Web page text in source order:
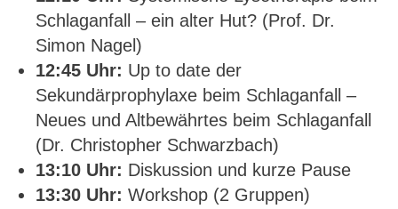
Schlaganfall – ein alter Hut? (Prof. Dr.
Simon Nagel)
12:45 Uhr: Up to date der
Sekundärprophylaxe beim Schlaganfall –
Neues und Altbewährtes beim Schlaganfall
(Dr. Christopher Schwarzbach)
13:10 Uhr: Diskussion und kurze Pause
13:30 Uhr: Workshop (2 Gruppen)